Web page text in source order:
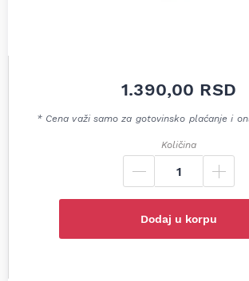
1.390,00 RSD
* Cena važi samo za gotovinsko plaćanje i
Količina
Dodaj u korpu